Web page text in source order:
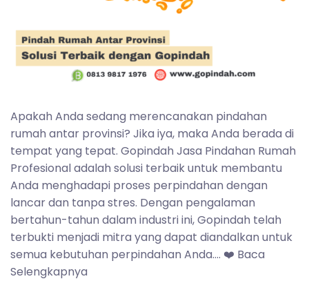
Apakah Anda sedang merencanakan pindahan
rumah antar provinsi? Jika iya, maka Anda berada di
tempat yang tepat. Gopindah Jasa Pindahan Rumah
Profesional adalah solusi terbaik untuk membantu
Anda menghadapi proses perpindahan dengan
lancar dan tanpa stres. Dengan pengalaman
bertahun-tahun dalam industri ini, Gopindah telah
terbukti menjadi mitra yang dapat diandalkan untuk
semua kebutuhan perpindahan Anda…. ❤️ Baca
Selengkapnya